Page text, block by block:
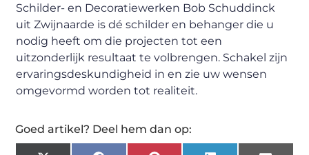
Schilder- en Decoratiewerken Bob Schuddinck
uit Zwijnaarde is dé schilder en behanger die u
nodig heeft om die projecten tot een
uitzonderlijk resultaat te volbrengen. Schakel zijn
ervaringsdeskundigheid in en zie uw wensen
omgevormd worden tot realiteit.
Goed artikel? Deel hem dan op: